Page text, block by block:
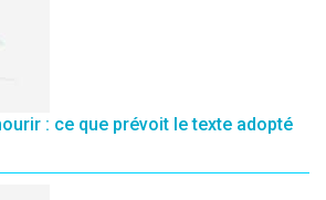
: ce que prévoit le texte adopté